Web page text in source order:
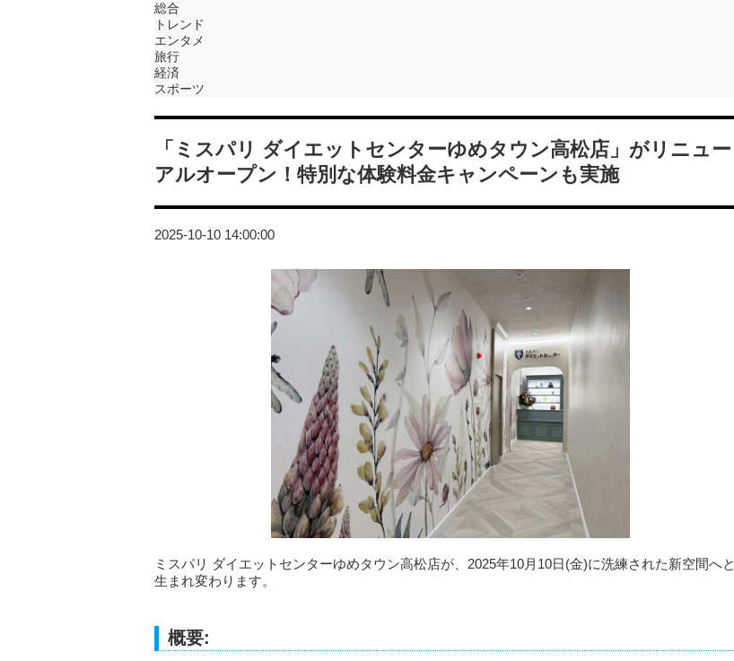
総合
トレンド
エンタメ
旅行
経済
スポーツ
「ミスパリ ダイエットセンターゆめタウン高松店」がリニュー
アルオープン！特別な体験料金キャンペーンも実施
2025-10-10 14:00:00
ミスパリ ダイエットセンターゆめタウン高松店が、2025年10月10日(金)に洗練された新空間へと
生まれ変わります。
概要: